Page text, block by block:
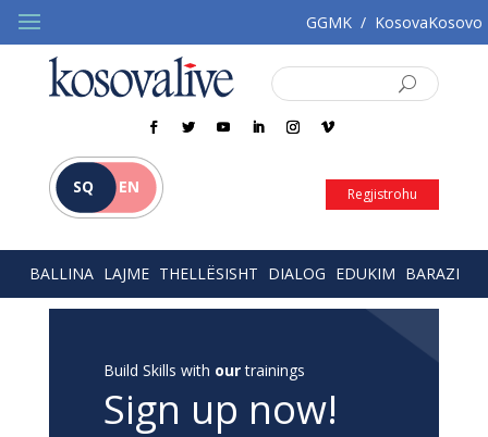
GGMK / KosovaKosovo
SQ EN Regjistrohu
BALLINA LAJME THELLËSISHT DIALOG EDUKIM BARAZI
Build Skills with ourtrainings
Sign up now!